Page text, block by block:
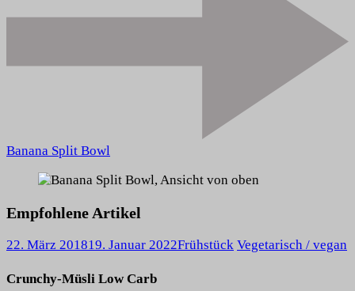
Banana Split Bowl
Empfohlene Artikel
22. März 201819. Januar 2022Frühstück Vegetarisch / vegan
Crunchy-Müsli Low Carb